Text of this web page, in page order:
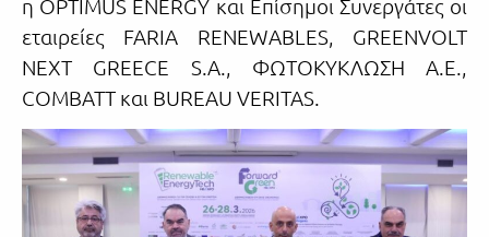
η OPTIMUS ENERGY και Επίσημοι Συνεργάτες οι
εταιρείες FARIA RENEWABLES, GREENVOLT
NEXT GREECE S.A., ΦΩΤΟΚΥΚΛΩΣΗ Α.Ε.,
COMBATT και BUREAU VERITAS.